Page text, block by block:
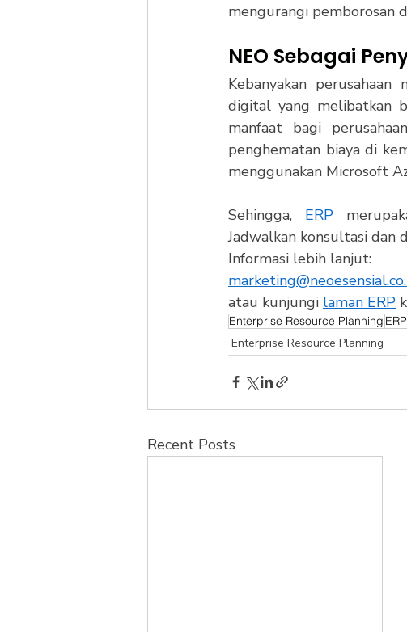
mengurangi pemborosan
NEO Sebagai
Kebanyakan
digital yang melibatkan
manfaat bagi
penghematan biaya di
menggunakan Microsoft
Sehingga, ERP
Jadwalkan konsultasi dan
Informasi lebih lanjut:
atau kunjungi laman ERP
Enterprise Resource Planning
Enterprise Resource Planning
Recent Posts